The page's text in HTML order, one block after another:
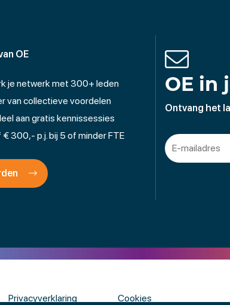
OE
je netwerk met 300+ leden
van collectieve voordelen
aan gratis kennissessies
€ 300,- p.j. bij 5 of minder FTE
OE in
Ontvang het
Privacyverklaring Cookies